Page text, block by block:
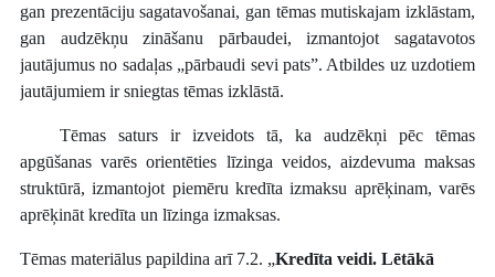
gan prezentāciju sagatavošanai, gan tēmas mutiskajam izklāstam,
gan audzēkņu zināšanu pārbaudei, izmantojot sagatavotos
jautājumus no sadaļas „pārbaudi sevi pats”. Atbildes uz uzdotiem
jautājumiem ir sniegtas tēmas izklāstā.
Tēmas saturs ir izveidots tā, ka audzēkņi pēc tēmas
apgūšanas varēs orientēties līzinga veidos, aizdevuma maksas
struktūrā, izmantojot piemēru kredīta izmaksu aprēķinam, varēs
aprēķināt kredīta un līzinga izmaksas.
Tēmas materiālus papildina arī 7.2. „Kredīta veidi. Lētākā